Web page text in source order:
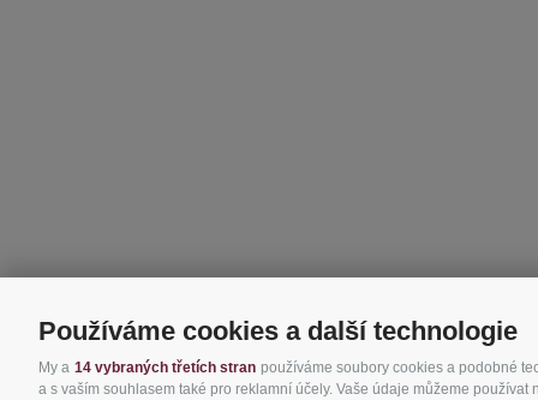
Používáme cookies a další technologie
My a 14 vybraných třetích stran používáme soubory cookies a podobné
a s vaším souhlasem také pro reklamní účely. Vaše údaje můžeme